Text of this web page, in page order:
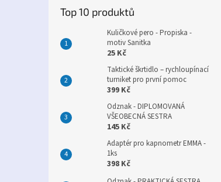
Top 10 produktů
Kuličkové pero - Propiska -
motiv Sanitka
25 Kč
Taktické škrtidlo – rychloupínací
turniket pro první pomoc
399 Kč
Odznak - DIPLOMOVANÁ
VŠEOBECNÁ SESTRA
145 Kč
Adaptér pro kapnometr EMMA -
1ks
398 Kč